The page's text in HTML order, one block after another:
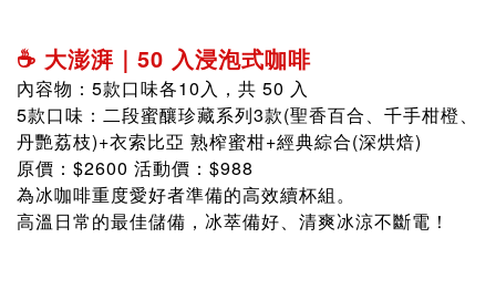
☕ 大澎湃｜50 入浸泡式咖啡
內容物：5款口味各10入，共 50 入
5款口味：二段蜜釀珍藏系列3款(聖香百合、千手柑橙、
丹艷荔枝)+衣索比亞 熟榨蜜柑+經典綜合(深烘焙)
原價：$2600 活動價：$988
為冰咖啡重度愛好者準備的高效續杯組。
高溫日常的最佳儲備，冰萃備好、清爽冰涼不斷電！